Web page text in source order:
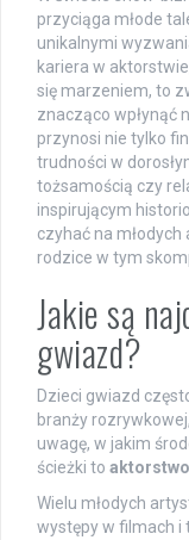
przyciąga młode
unikalnymi
kariera w
się marzeniem, to
znacząco wpłynąć
przynosi nie tylko
trudności w
tożsamością czy
inspirującym
czyhać na
rodzice w tym
Jakie są
gwiazd?
Dzieci gwiazd
branży
uwagę, w jakim
ścieżki to aktorstwo
Wielu młodych
występy w filmach i